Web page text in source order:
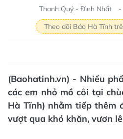
Thanh Quý - Đình Nhất
Theo dõi Báo Hà Tĩnh
(Baohatinh.vn) - Nhiều
các em nhỏ mồ côi tại
Hà Tĩnh) nhằm tiếp thêm
vượt qua khó khăn, vươn